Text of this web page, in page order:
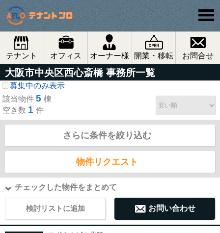
テナント オフィス オーナー様 開業・移転 お問合せ
大阪市中央区西心斎橋 事務所一覧
募集中のみ表示
該当物件 5 棟
空き数 1 件
さらに条件を絞り込む
物件リクエスト
チェックした物件をまとめて
検討リストに追加 お問い合わせ